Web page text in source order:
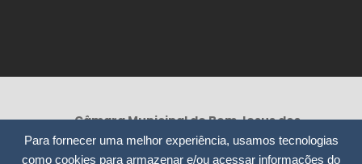
Para fornecer uma melhor experiência, usamos tecnologias
como cookies para armazenar e/ou acessar informações do
Câmara Municipal de Bom Jesus dos
Perdões /SP
Rua Nossa Senhora da Consolação, 295